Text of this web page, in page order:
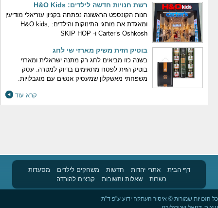
רשת חנויות חדשה לילדים: H&O Kids
חנות הקונספט הראשונה נפתחה בקניון עזריאלי מודיעין
ומאגדת את מותגי התינוקות והילדים: H&O kids,
Carter’s Oshkosh ו- SKIP HOP
בוטיק הזית משיק מארזי שי לחג
בשנה כזו מביאים לחג רק מתנה ישראלית ומארזי
בוטיק הזית לפסח מתאימים בדיוק למטרה. עסק
משפחתי מאשקלון שמעסיק אנשים עם מוגבלויות.
קרא עוד
דף הבית אתרי יהדות חדשות משחקים לילדים
מסעדות
כשרות
שאלות ותשובות קבצים להורדה
כל הזכויות שמורות © איסור העתקה ידוע ע"פ ד"ת